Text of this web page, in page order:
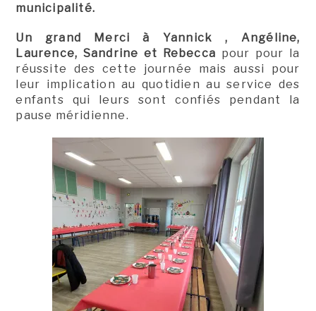
municipalité.
Un grand Merci à Yannick , Angéline,
Laurence, Sandrine et Rebecca pour pour la
réussite des cette journée mais aussi pour
leur implication au quotidien au service des
enfants qui leurs sont confiés pendant la
pause méridienne.